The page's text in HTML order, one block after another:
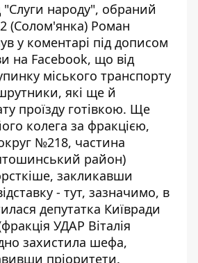
"Слуги народу", обраний
(Солом'янка) Роман
у коментарі під дописом
на Facebook, що від
міського транспорту
які ще й
проїзду готівкою. Ще
колега за фракцією,
№218, частина
район)
закликавши
- тут, зазначимо, в
депутатка Київради
УДАР Віталія
захистила шефа,
пріоритети.